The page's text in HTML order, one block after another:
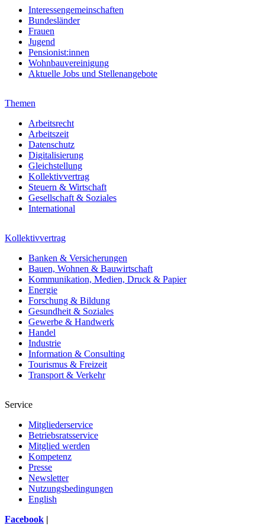
Interessengemeinschaften
Bundesländer
Frauen
Jugend
Pensionist:innen
Wohnbauvereinigung
Aktuelle Jobs und Stellenangebote
Themen
Arbeitsrecht
Arbeitszeit
Datenschutz
Digitalisierung
Gleichstellung
Kollektivvertrag
Steuern & Wirtschaft
Gesellschaft & Soziales
International
Kollektivvertrag
Banken & Versicherungen
Bauen, Wohnen & Bauwirtschaft
Kommunikation, Medien, Druck & Papier
Energie
Forschung & Bildung
Gesundheit & Soziales
Gewerbe & Handwerk
Handel
Industrie
Information & Consulting
Tourismus & Freizeit
Transport & Verkehr
Service
Mitgliederservice
Betriebsratsservice
Mitglied werden
Kompetenz
Presse
Newsletter
Nutzungsbedingungen
English
Facebook |